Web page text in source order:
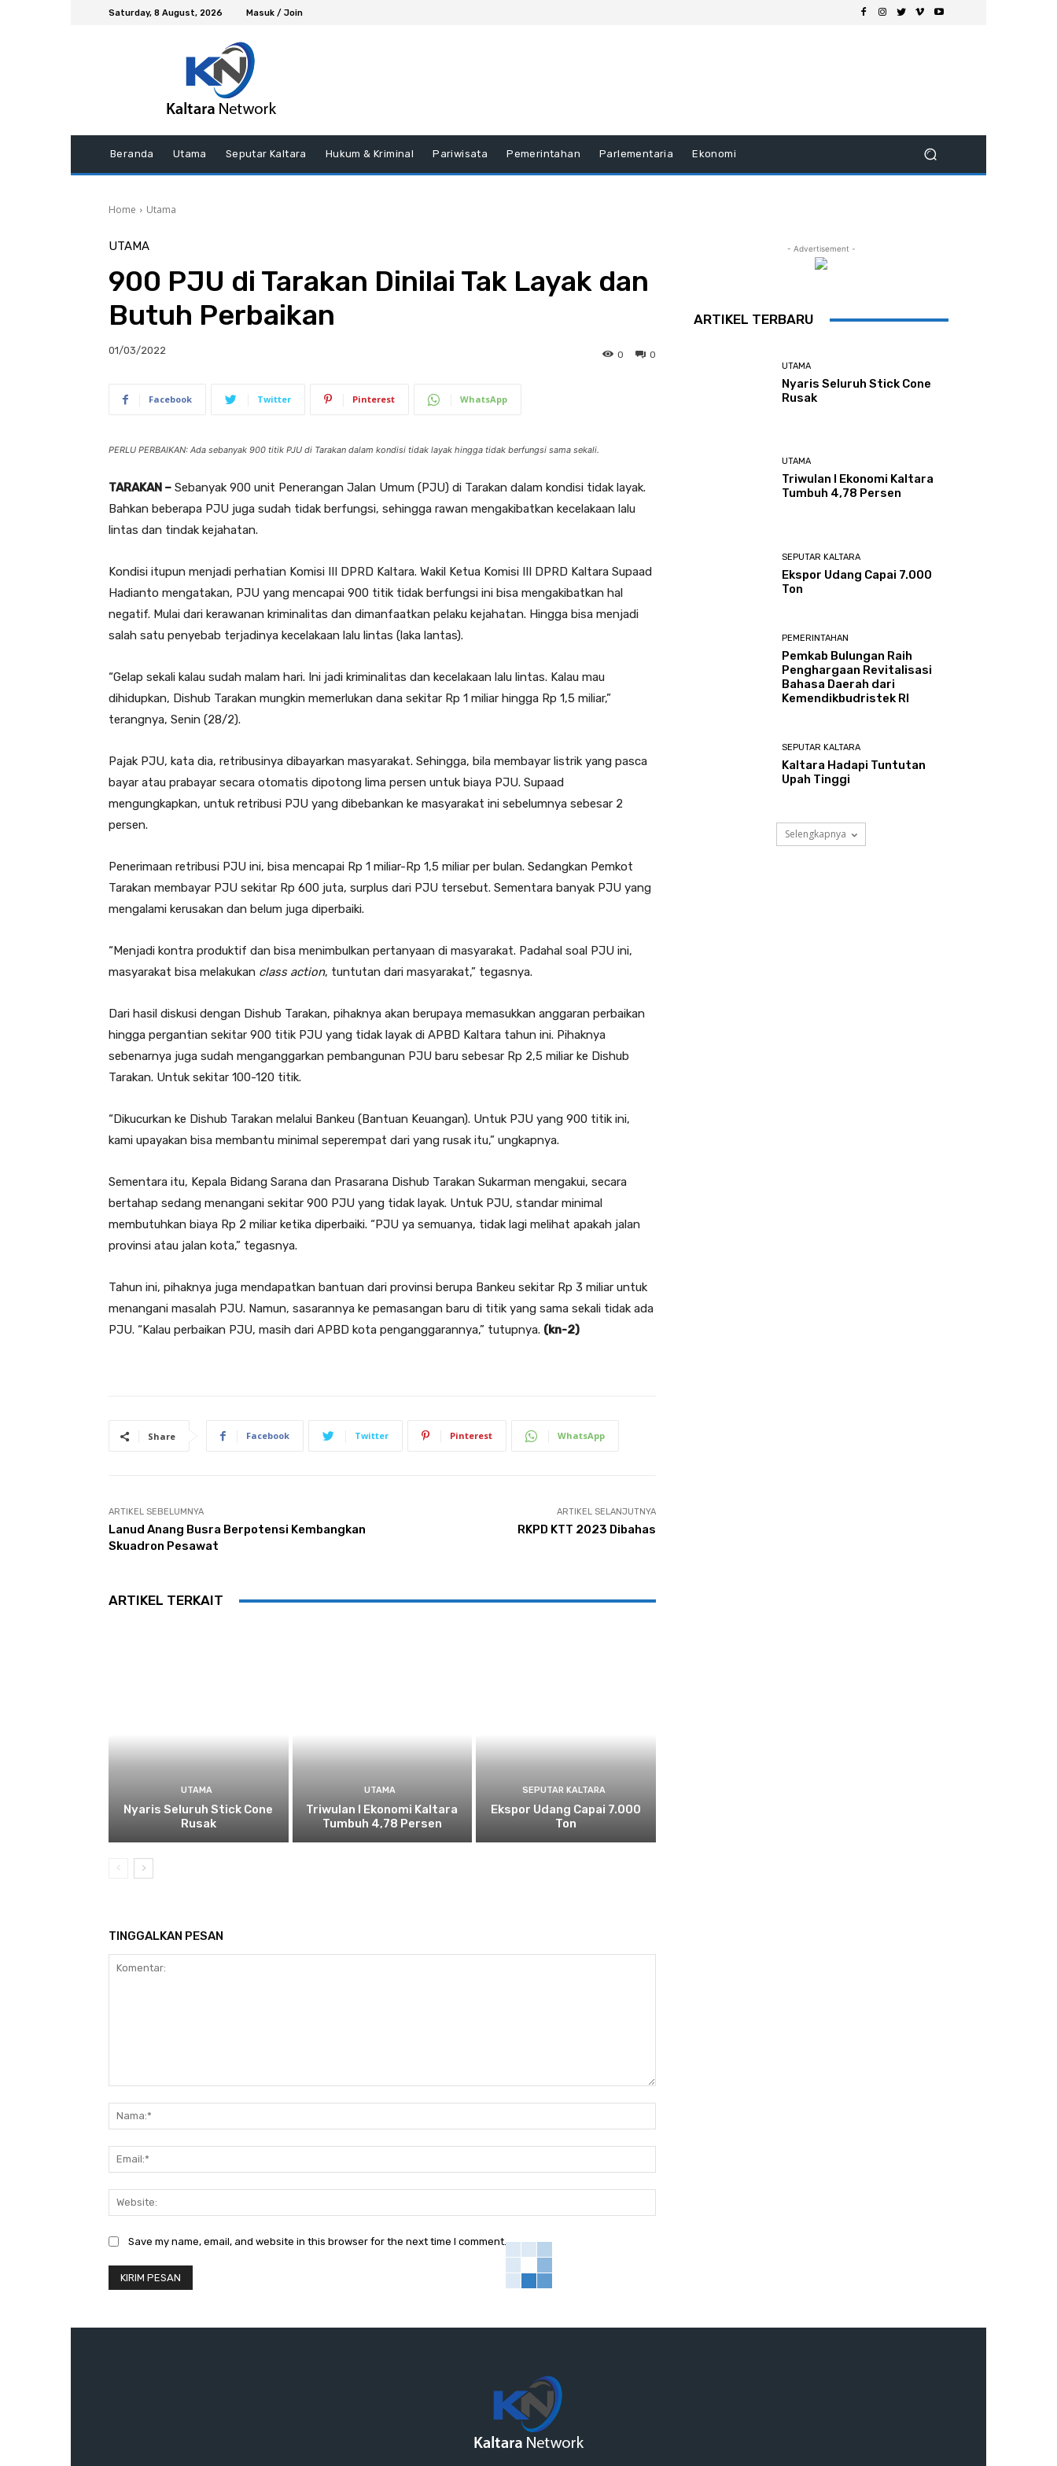
Saturday, 8 August, 2026 Masuk / Join
Beranda Utama Seputar Kaltara Hukum & Kriminal Pariwisata Pemerintahan Parlementaria Ekonomi
Home Utama
UTAMA
900 PJU di Tarakan Dinilai Tak Layak dan
Butuh Perbaikan
01/03/2022 0
0
Facebook Twitter Pinterest WhatsApp
PERLU PERBAIKAN: Ada sebanyak 900 titik PJU di Tarakan dalam kondisi tidak layak hingga tidak berfungsi sama sekali.
TARAKAN – Sebanyak 900 unit Penerangan Jalan Umum (PJU) di Tarakan dalam kondisi tidak layak.
Bahkan beberapa PJU juga sudah tidak berfungsi, sehingga rawan mengakibatkan kecelakaan lalu
lintas dan tindak kejahatan.
Kondisi itupun menjadi perhatian Komisi III DPRD Kaltara. Wakil Ketua Komisi III DPRD Kaltara Supaad
Hadianto mengatakan, PJU yang mencapai 900 titik tidak berfungsi ini bisa mengakibatkan hal
negatif. Mulai dari kerawanan kriminalitas dan dimanfaatkan pelaku kejahatan. Hingga bisa menjadi
salah satu penyebab terjadinya kecelakaan lalu lintas (laka lantas).
“Gelap sekali kalau sudah malam hari. Ini jadi kriminalitas dan kecelakaan lalu lintas. Kalau mau
dihidupkan, Dishub Tarakan mungkin memerlukan dana sekitar Rp 1 miliar hingga Rp 1,5 miliar,”
terangnya, Senin (28/2).
Pajak PJU, kata dia, retribusinya dibayarkan masyarakat. Sehingga, bila membayar listrik yang pasca
bayar atau prabayar secara otomatis dipotong lima persen untuk biaya PJU. Supaad
mengungkapkan, untuk retribusi PJU yang dibebankan ke masyarakat ini sebelumnya sebesar 2
persen.
Penerimaan retribusi PJU ini, bisa mencapai Rp 1 miliar-Rp 1,5 miliar per bulan. Sedangkan Pemkot
Tarakan membayar PJU sekitar Rp 600 juta, surplus dari PJU tersebut. Sementara banyak PJU yang
mengalami kerusakan dan belum juga diperbaiki.
“Menjadi kontra produktif dan bisa menimbulkan pertanyaan di masyarakat. Padahal soal PJU ini,
masyarakat bisa melakukan class action, tuntutan dari masyarakat,” tegasnya.
Dari hasil diskusi dengan Dishub Tarakan, pihaknya akan berupaya memasukkan anggaran perbaikan
hingga pergantian sekitar 900 titik PJU yang tidak layak di APBD Kaltara tahun ini. Pihaknya
sebenarnya juga sudah menganggarkan pembangunan PJU baru sebesar Rp 2,5 miliar ke Dishub
Tarakan. Untuk sekitar 100-120 titik.
“Dikucurkan ke Dishub Tarakan melalui Bankeu (Bantuan Keuangan). Untuk PJU yang 900 titik ini,
kami upayakan bisa membantu minimal seperempat dari yang rusak itu,” ungkapnya.
Sementara itu, Kepala Bidang Sarana dan Prasarana Dishub Tarakan Sukarman mengakui, secara
bertahap sedang menangani sekitar 900 PJU yang tidak layak. Untuk PJU, standar minimal
membutuhkan biaya Rp 2 miliar ketika diperbaiki. “PJU ya semuanya, tidak lagi melihat apakah jalan
provinsi atau jalan kota,” tegasnya.
Tahun ini, pihaknya juga mendapatkan bantuan dari provinsi berupa Bankeu sekitar Rp 3 miliar untuk
menangani masalah PJU. Namun, sasarannya ke pemasangan baru di titik yang sama sekali tidak ada
PJU. “Kalau perbaikan PJU, masih dari APBD kota penganggarannya,” tutupnya. (kn-2)
Share Facebook Twitter Pinterest WhatsApp
ARTIKEL SEBELUMNYA
Lanud Anang Busra Berpotensi Kembangkan
Skuadron Pesawat
ARTIKEL SELANJUTNYA
RKPD KTT 2023 Dibahas
ARTIKEL TERKAIT
UTAMA
Nyaris Seluruh Stick Cone
Rusak
UTAMA
Triwulan I Ekonomi Kaltara
Tumbuh 4,78 Persen
SEPUTAR KALTARA
Ekspor Udang Capai 7.000
Ton
TINGGALKAN PESAN
Save my name, email, and website in this browser for the next time I comment.
- Advertisement -
ARTIKEL TERBARU
UTAMA
Nyaris Seluruh Stick Cone
Rusak
UTAMA
Triwulan I Ekonomi Kaltara
Tumbuh 4,78 Persen
SEPUTAR KALTARA
Ekspor Udang Capai 7.000
Ton
PEMERINTAHAN
Pemkab Bulungan Raih
Penghargaan Revitalisasi
Bahasa Daerah dari
Kemendikbudristek RI
SEPUTAR KALTARA
Kaltara Hadapi Tuntutan
Upah Tinggi
Selengkapnya